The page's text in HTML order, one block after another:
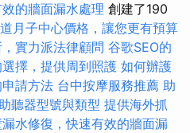
的牆面漏水處理 創建了190
月子中心價格，讓您更有預算
實力派法律顧問 谷歌SEO的
擇，提供周到照護 如何辦護
請方法 台中按摩服務推薦 助
聽器型號與類型 提供海外抓
水修復，快速有效的牆面漏